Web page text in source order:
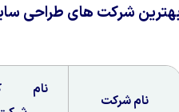
شرکت های طراحی
نام شرکت
نام